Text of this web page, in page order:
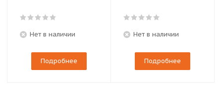
Нет в наличии
Подробнее
Нет в наличии
Подробнее